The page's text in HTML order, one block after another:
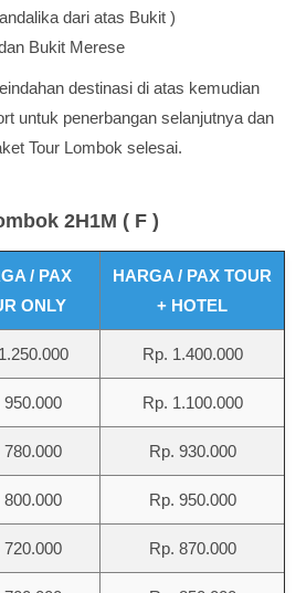
dari atas Bukit )
Bukit Merese
destinasi di atas kemudian
untuk penerbangan selanjutnya dan
Tour Lombok selesai.
2H1M ( F )
/ PAX
ONLY
HARGA / PAX TOUR
+ HOTEL
Rp. 1.400.000
950.000 Rp. 1.100.000
780.000 Rp. 930.000
800.000 Rp. 950.000
720.000 Rp. 870.000